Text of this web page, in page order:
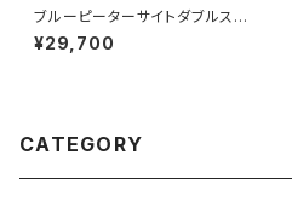
ブルーピーターサイトダブルスト
ーンリング RG24-240
¥29,700
CATEGORY